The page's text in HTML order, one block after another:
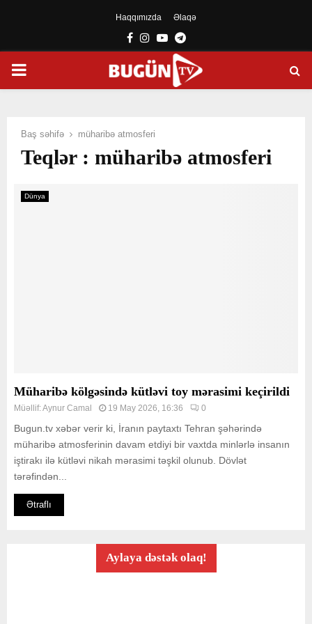
Haqqımızda Əlaqə
Facebook
Instagram
YoutubeTelegram
PRIMARY
Baş səhifə müharibə atmosferi
Teqlər : müharibə atmosferi
Dünya
Müharibə kölgəsində kütləvi toy mərasimi keçirildi
Müəllif:Aynur Camal 19 May 2026, 16:36 0
Bugun.tv xəbər verir ki, İranın paytaxtı Tehran şəhərində
müharibə atmosferinin davam etdiyi bir vaxtda minlərlə insanın
iştirakı ilə kütləvi nikah mərasimi təşkil olunub. Dövlət
tərəfindən...
Ətraflı
Aylaya dəstək olaq!